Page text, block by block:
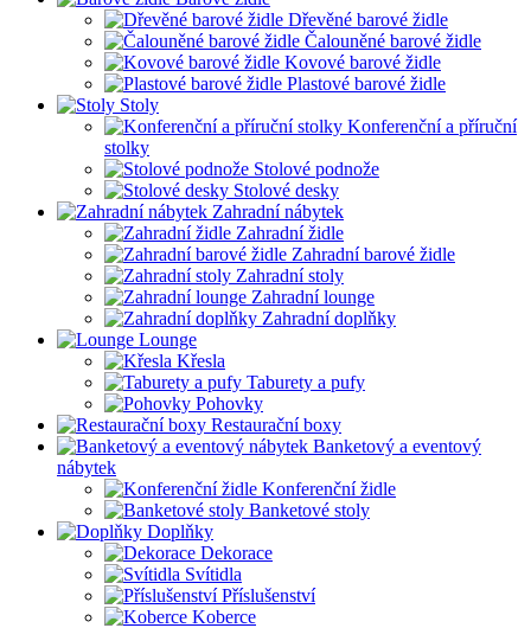
Dřevěné barové židle
Čalouněné barové židle
Kovové barové židle
Plastové barové židle
Stoly
Konferenční a příruční
stolky
Stolové podnože
Stolové desky
Zahradní nábytek
Zahradní židle
Zahradní barové židle
Zahradní stoly
Zahradní lounge
Zahradní doplňky
Lounge
Křesla
Taburety a pufy
Pohovky
Restaurační boxy
Banketový a eventový
nábytek
Konferenční židle
Banketové stoly
Doplňky
Dekorace
Svítidla
Příslušenství
Koberce